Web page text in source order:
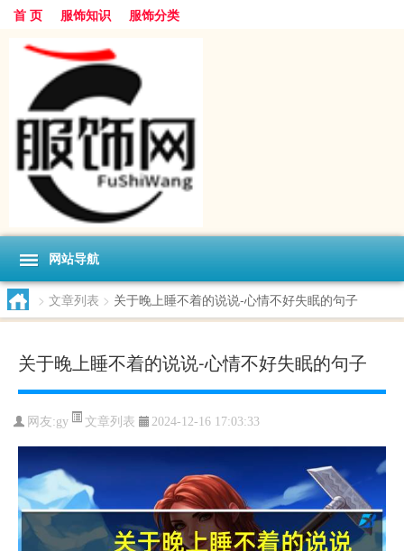
首 页 服饰知识 服饰分类
网站导航
> 文章列表 > 关于晚上睡不着的说说-心情不好失眠的句子
关于晚上睡不着的说说-心情不好失眠的句子
网友:gy 文章列表 2024-12-16 17:03:33